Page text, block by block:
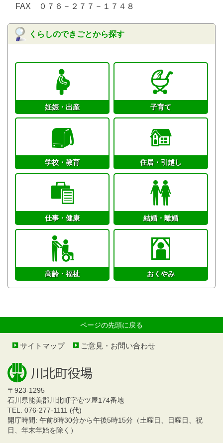
FAX ０７６－２７７－１７４８
くらしのできごとから探す
妊娠・出産 子育て
学校・教育 住居・引越し
仕事・健康 結婚・離婚
高齢・福祉 おくやみ
ページの先頭に戻る
サイトマップ ご意見・お問い合わせ
〒923-1295
石川県能美郡川北町字壱ツ屋174番地
TEL. 076-277-1111 (代)
開庁時間: 午前8時30分から午後5時15分（土曜日、日曜日、祝
日、年末年始を除く）